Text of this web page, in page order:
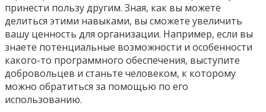
принести пользу другим. Зная, как вы можете
делиться этими навыками, вы сможете увеличить
вашу ценность для организации. Например, если вы
знаете потенциальные возможности и особенности
какого-то программного обеспечения, выступите
добровольцев и станьте человеком, к которому
можно обратиться за помощью по его
использованию.